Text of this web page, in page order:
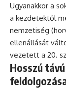
Ugyanakkor a
a kezdetektől
nemzetiség
ellenállását
vezetett a 20.
Hosszú